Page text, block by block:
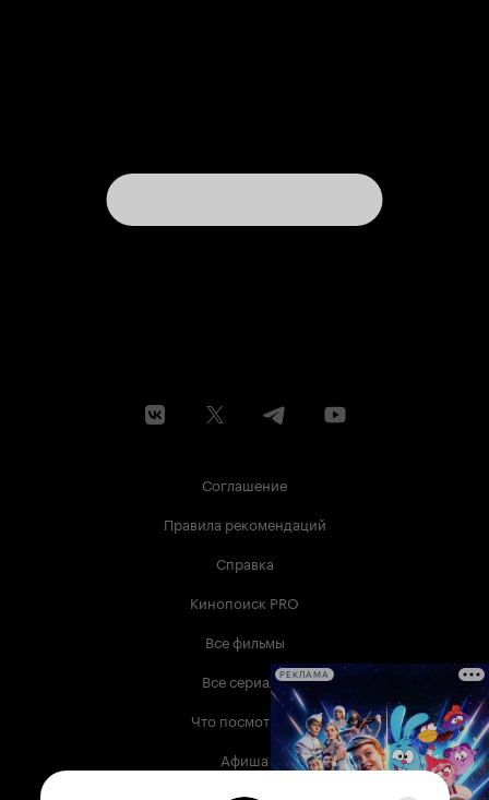
Соглашение
Правила рекомендаций
Справка
Кинопоиск PRO
Все фильмы
Все сериалы
Что посмотреть
Афиша
РЕКЛАМА